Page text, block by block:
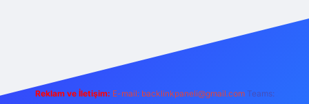
Reklam ve İletişim: E-mail: backlinkpaneli@gmail.com Teams: